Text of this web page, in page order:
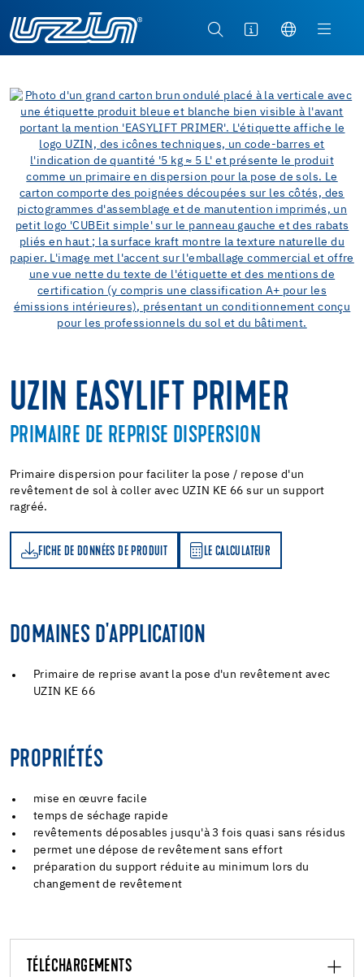
UZIN EASYLIFT PRIMER
PRIMAIRE DE REPRISE DISPERSION
Primaire dispersion pour faciliter la pose / repose d'un
revêtement de sol à coller avec UZIN KE 66 sur un support
ragréé.
FICHE DE DONNÉES DE PRODUIT LE CALCULATEUR
LE CALCULATEUR
DOMAINES D'APPLICATION
Primaire de reprise avant la pose d'un revêtement avec
UZIN KE 66
PROPRIÉTÉS
mise en œuvre facile
temps de séchage rapide
revêtements déposables jusqu'à 3 fois quasi sans résidus
permet une dépose de revêtement sans effort
préparation du support réduite au minimum lors du
changement de revêtement
TÉLÉCHARGEMENTS